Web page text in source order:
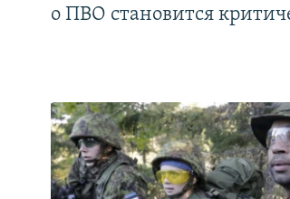
о ПВО становится